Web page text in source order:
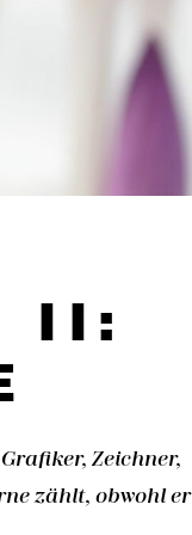
II:
Zeichner,
zählt, obwohl er